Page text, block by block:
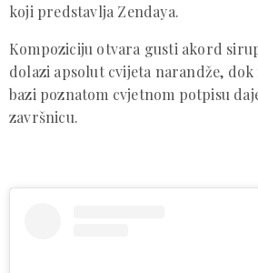
koji predstavlja Zendaya.
Kompoziciju otvara gusti akord
dolazi apsolut cvijeta narandže,
bazi poznatom cvjetnom potpisu
završnicu.